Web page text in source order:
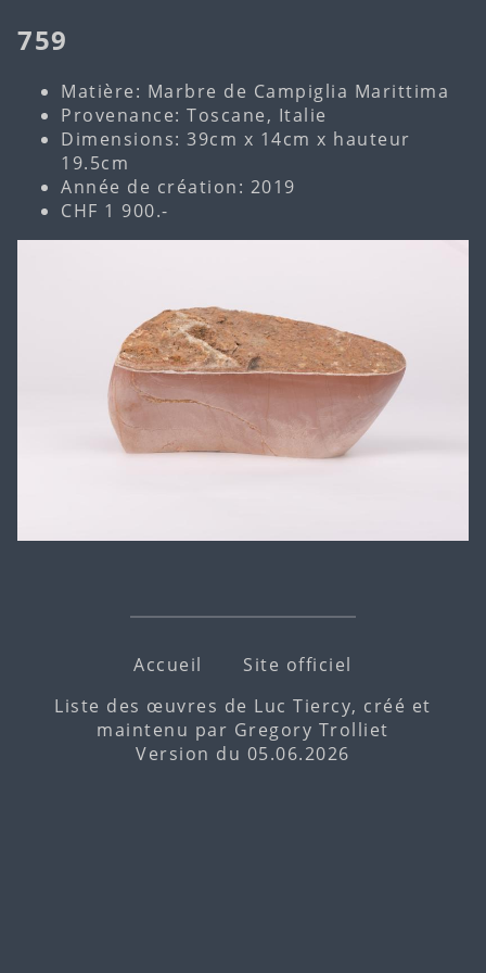
759
Matière: Marbre de Campiglia Marittima
Provenance: Toscane, Italie
Dimensions: 39cm x 14cm x hauteur
19.5cm
Année de création: 2019
CHF 1 900.-
Accueil
Site officiel
Liste des œuvres de Luc Tiercy, créé et
maintenu par Gregory Trolliet
Version du 05.06.2026